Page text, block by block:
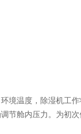
境温度，除湿机工作
节舱内压力。为初